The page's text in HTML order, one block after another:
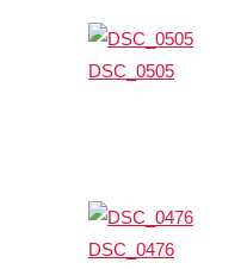
DSC_0505
DSC_0476